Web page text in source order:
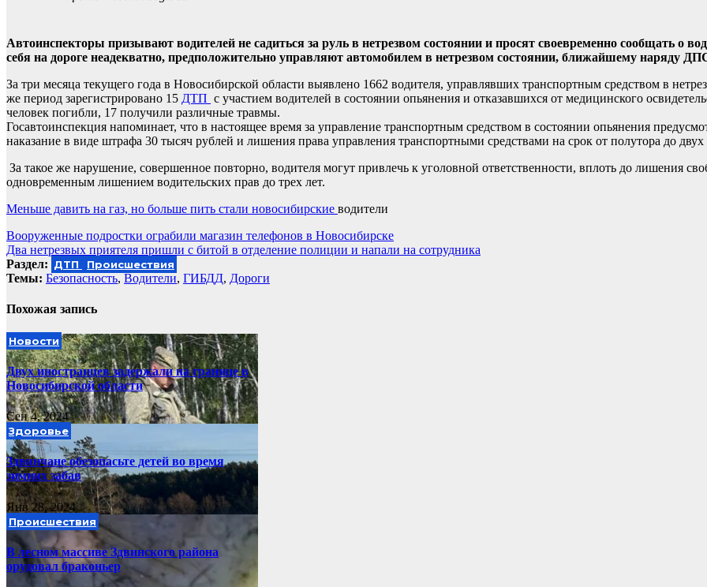
Автоинспекторы призывают водителей не садиться за руль в нетрезвом состоянии и просят своевременно сообщать о
себя на дороге неадекватно, предположительно управляют автомобилем в нетрезвом состоянии, ближайшему наряду
За три месяца текущего года в Новосибирской области выявлено 1662 водителя, управлявших транспортным средством в
же период зарегистрировано 15 ДТП с участием водителей в состоянии опьянения и отказавшихся от медицинского
человек погибли, 17 получили различные травмы.
Госавтоинспекция напоминает, что в настоящее время за управление транспортным средством в состоянии опьянения
наказание в виде штрафа 30 тысяч рублей и лишения права управления транспортными средствами на срок от полутора до двух
За такое же нарушение, совершенное повторно, водителя могут привлечь к уголовной ответственности, вплоть до лишения
одновременным лишением водительских прав до трех лет.
Меньше давить на газ, но больше пить стали новосибирские водители
Навигация
по
записям
Вооруженные подростки ограбили магазин телефонов в Новосибирске
Два нетрезвых приятеля пришли с битой в отделение полиции и напали на сотрудника
Раздел: ДТП Происшествия
Темы: Безопасность, Водители, ГИБДД, Дороги
Похожая запись
Новости
Двух иностранцев задержали на границе в
Новосибирской области
Сен 4, 2024
Здоровье
Здвинчане обезопасьте детей во время
зимних забав
Янв 28, 2024
Происшествия
В лесном массиве Здвинского района
орудовал браконьер